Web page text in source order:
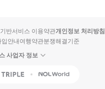
반서비스 이용약관개인정보 처리방침
안내여행약관분쟁해결기준
사업자 정보
Triple Interpark Global